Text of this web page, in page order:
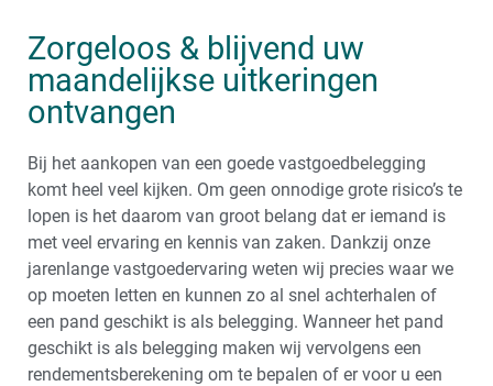
Zorgeloos & blijvend uw
maandelijkse uitkeringen
ontvangen
Bij het aankopen van een goede vastgoedbelegging
komt heel veel kijken. Om geen onnodige grote risico’s te
lopen is het daarom van groot belang dat er iemand is
met veel ervaring en kennis van zaken. Dankzij onze
jarenlange vastgoedervaring weten wij precies waar we
op moeten letten en kunnen zo al snel achterhalen of
een pand geschikt is als belegging. Wanneer het pand
geschikt is als belegging maken wij vervolgens een
rendementsberekening om te bepalen of er voor u een